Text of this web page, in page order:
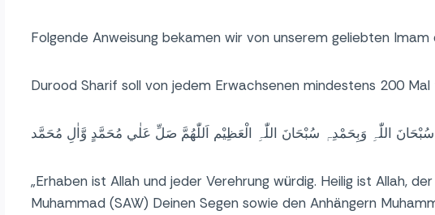
Folgende Anweisung bekamen wir von unserem geliebten Imam
Durood Sharif soll von jedem Erwachsenen mindestens 200
سُبْحَانَ اللّٰہِ وَبِحَمْدِہٖ سُبْحَانَ اللّٰہِ الْعَظِيْم اَللّٰھُمَّ صَلِّ عَلٰي مُحَمَّدٍ وَّاٰلِ مُحَمَّد
„Erhaben ist Allah und jeder Verehrung würdig. Heilig ist Allah,
Muhammad (SAW) Deinen Segen sowie den Anhängern